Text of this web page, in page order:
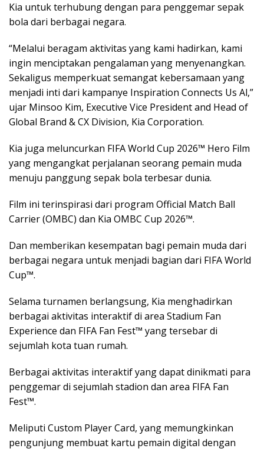
Kia untuk terhubung dengan para penggemar sepak
bola dari berbagai negara.
“Melalui beragam aktivitas yang kami hadirkan, kami
ingin menciptakan pengalaman yang menyenangkan.
Sekaligus memperkuat semangat kebersamaan yang
menjadi inti dari kampanye Inspiration Connects Us Al,”
ujar Minsoo Kim, Executive Vice President and Head of
Global Brand & CX Division, Kia Corporation.
Kia juga meluncurkan FIFA World Cup 2026™ Hero Film
yang mengangkat perjalanan seorang pemain muda
menuju panggung sepak bola terbesar dunia.
Film ini terinspirasi dari program Official Match Ball
Carrier (OMBC) dan Kia OMBC Cup 2026™.
Dan memberikan kesempatan bagi pemain muda dari
berbagai negara untuk menjadi bagian dari FIFA World
Cup™.
Selama turnamen berlangsung, Kia menghadirkan
berbagai aktivitas interaktif di area Stadium Fan
Experience dan FIFA Fan Fest™ yang tersebar di
sejumlah kota tuan rumah.
Berbagai aktivitas interaktif yang dapat dinikmati para
penggemar di sejumlah stadion dan area FIFA Fan
Fest™.
Meliputi Custom Player Card, yang memungkinkan
pengunjung membuat kartu pemain digital dengan